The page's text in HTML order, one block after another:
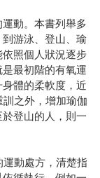
動。本書列舉多
游泳、登山、瑜
照個人狀況逐步
最初階的有氧運
體的柔軟度，近
之外，增加瑜伽
登山的人，則一
動處方，清楚指